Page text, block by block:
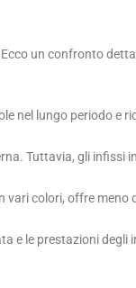
un confronto
nel lungo periodo e
Tuttavia, gli infissi
vari colori, offre meno
e le prestazioni degli